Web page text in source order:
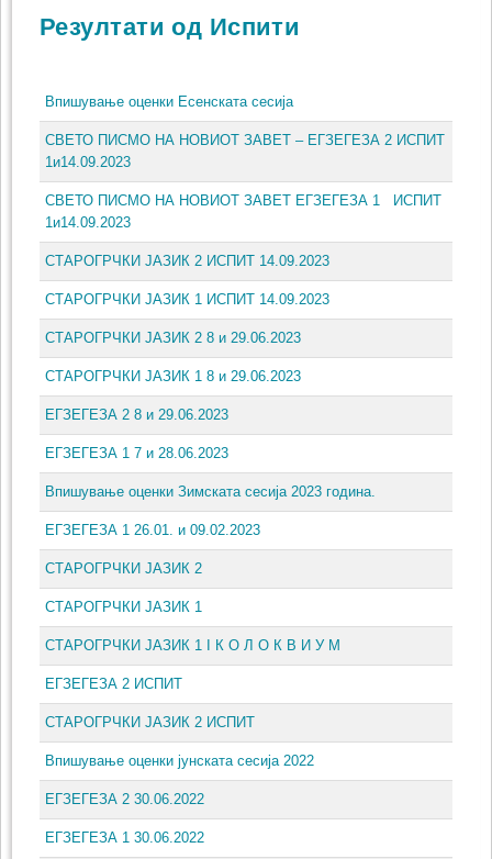
Резултати од Испити
Впишување оценки Есенската сесија
СВЕТО ПИСМО НА НОВИОТ ЗАВЕТ – ЕГЗЕГЕЗА 2 ИСПИТ
1и14.09.2023
СВЕТО ПИСМО НА НОВИОТ ЗАВЕТ ЕГЗЕГЕЗА 1 ИСПИТ
1и14.09.2023
СТАРОГРЧКИ ЈАЗИК 2 ИСПИТ 14.09.2023
СТАРОГРЧКИ ЈАЗИК 1 ИСПИТ 14.09.2023
СТАРОГРЧКИ ЈАЗИК 2 8 и 29.06.2023
СТАРОГРЧКИ ЈАЗИК 1 8 и 29.06.2023
ЕГЗЕГЕЗА 2 8 и 29.06.2023
ЕГЗЕГЕЗА 1 7 и 28.06.2023
Bпишување оценки Зимската сесија 2023 година.
ЕГЗЕГЕЗА 1 26.01. и 09.02.2023
СТАРОГРЧКИ ЈАЗИК 2
СТАРОГРЧКИ ЈАЗИК 1
СТАРОГРЧКИ ЈАЗИК 1 I К О Л О К В И У М
ЕГЗЕГЕЗА 2 ИСПИТ
СТАРОГРЧКИ ЈАЗИК 2 ИСПИТ
Bпишување оценки јунската сесија 2022
ЕГЗЕГЕЗА 2 30.06.2022
ЕГЗЕГЕЗА 1 30.06.2022